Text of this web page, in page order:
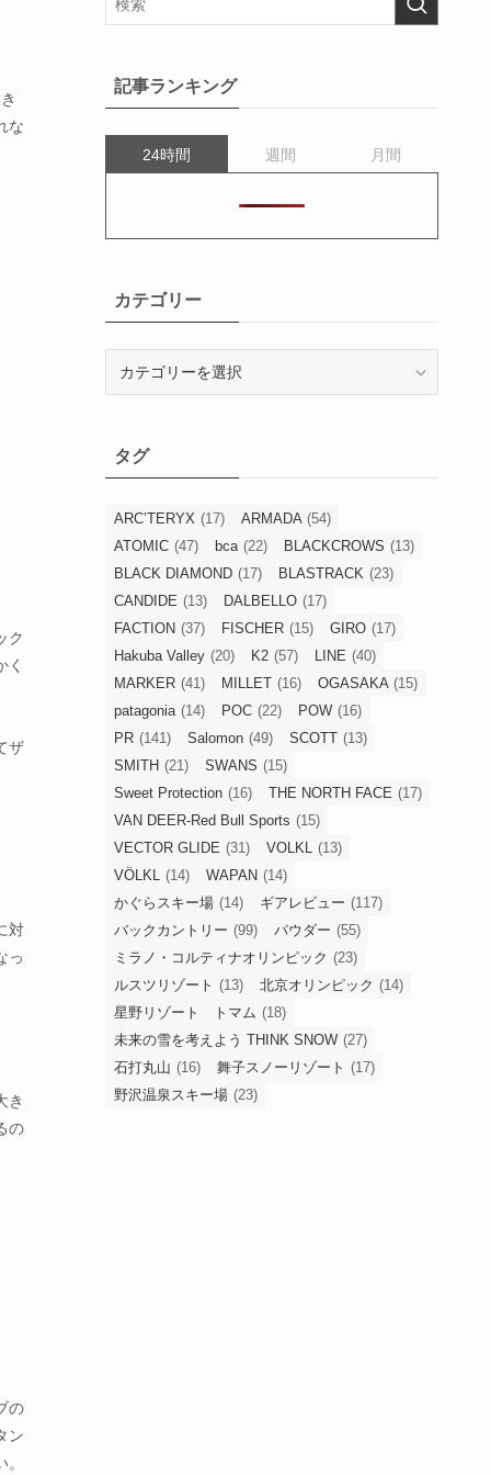
な
ク
く
ザ
対
っ
き
の
の
ン
記事ランキング
24時間 週間 月間
カテゴリー
ータグ
ARC’TERYX (17) ARMADA (54)
ATOMIC (47) bca (22) BLACKCROWS (13)
BLACK DIAMOND (17) BLASTRACK (23)
CANDIDE (13) DALBELLO (17)
FACTION (37) FISCHER (15) GIRO (17)
Hakuba Valley (20) K2 (57) LINE (40)
MARKER (41) MILLET (16) OGASAKA (15)
patagonia (14) POC (22) POW (16)
PR (141) Salomon (49) SCOTT (13)
SMITH (21) SWANS (15)
Sweet Protection (16) THE NORTH FACE (17)
VAN DEER-Red Bull Sports (15)
VECTOR GLIDE (31) VOLKL (13)
VÖLKL (14) WAPAN (14)
かぐらスキー場 (14) ギアレビュー (117)
バックカントリー (99) パウダー (55)
ミラノ・コルティナオリンピック (23)
ルスツリゾート (13) 北京オリンピック (14)
星野リゾート トマム (18)
未来の雪を考えよう THINK SNOW (27)
石打丸山 (16) 舞子スノーリゾート (17)
野沢温泉スキー場 (23)